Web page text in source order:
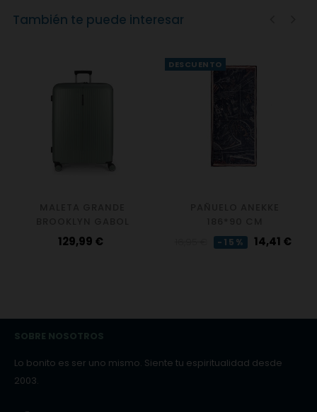
También te puede interesar
Precio
129,99 €
DESCUENTO
-15% Precio
14,41 €
SOBRE NOSOTROS
Lo bonito es ser uno mismo. Siente tu espiritualidad desde
2003.